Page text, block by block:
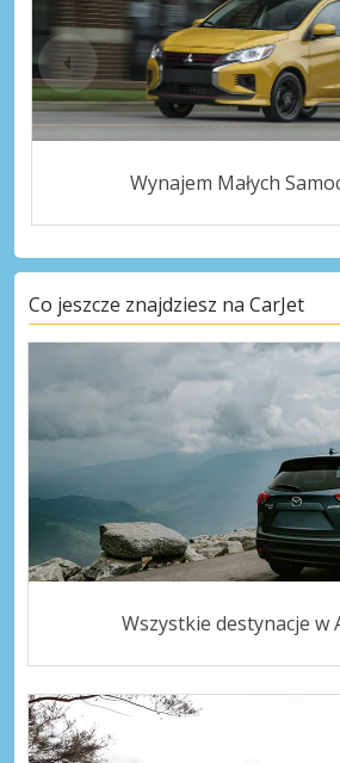
Wynajem Małych
Co jeszcze znajdziesz na CarJet
Wszystkie destynacje w